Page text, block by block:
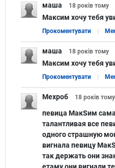
маша 18 років тому
Максим хочу тебя
Прокоментувати
маша 18 років тому
Максим хочу тебя
Прокоментувати
Мехроб 18 років тому
певица МакSим
талантливая все
одного страшную
вигнала певицу
так держать они
етаму они вигнали